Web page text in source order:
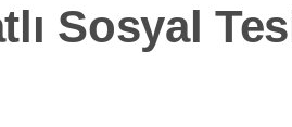
Sosyal